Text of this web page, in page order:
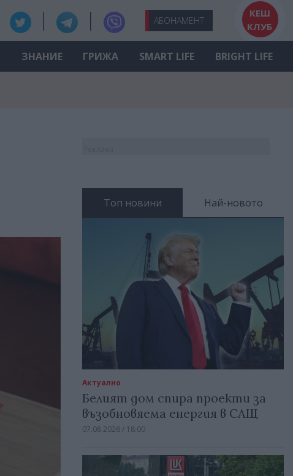
АБОНАМЕНТ
КЕШ
КЛУБ
ЗНАНИЕ ГРИЖА SMART LIFE BRIGHT LIFE
Топ новини Най-новото
Актуално
Белият дом спира проекти за
възобновяема енергия в САЩ
07.08.2026 / 18:00